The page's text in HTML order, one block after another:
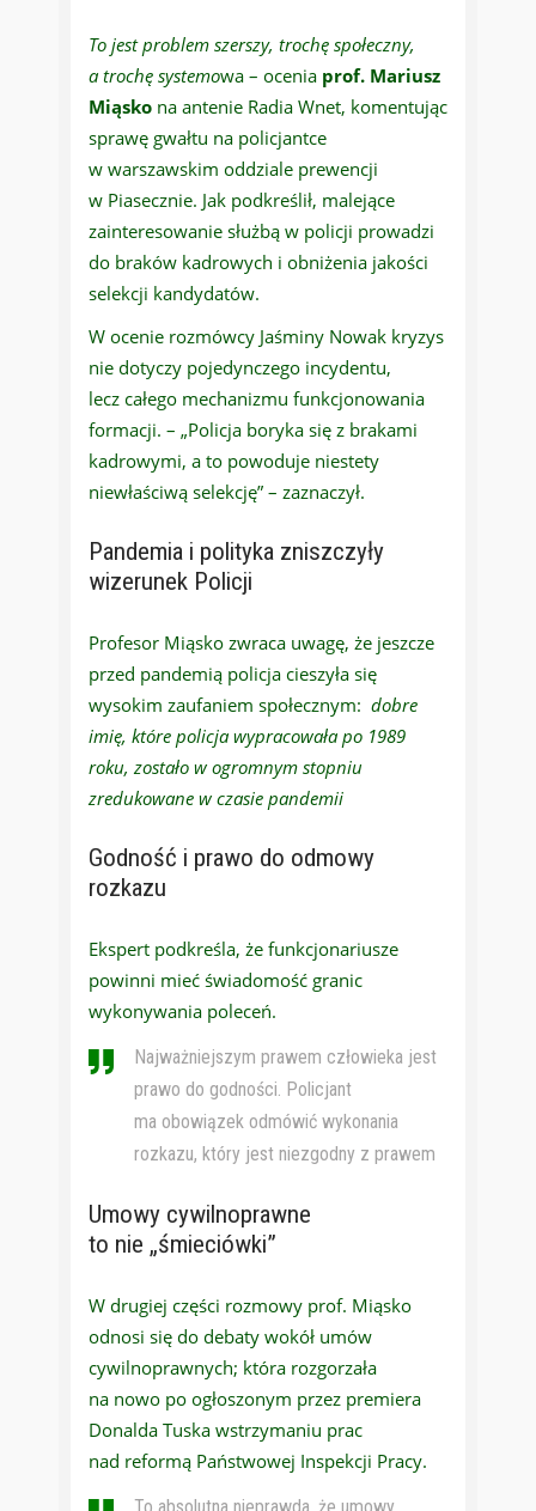
To jest problem szerszy, trochę społeczny,
a trochę systemowa – ocenia prof. Mariusz
Miąsko na antenie Radia Wnet, komentując
sprawę gwałtu na policjantce
w warszawskim oddziale prewencji
w Piasecznie. Jak podkreślił, malejące
zainteresowanie służbą w policji prowadzi
do braków kadrowych i obniżenia jakości
selekcji kandydatów.
W ocenie rozmówcy Jaśminy Nowak kryzys
nie dotyczy pojedynczego incydentu,
lecz całego mechanizmu funkcjonowania
formacji. – „Policja boryka się z brakami
kadrowymi, a to powoduje niestety
niewłaściwą selekcję” – zaznaczył.
Pandemia i polityka zniszczyły
wizerunek Policji
Profesor Miąsko zwraca uwagę, że jeszcze
przed pandemią policja cieszyła się
wysokim zaufaniem społecznym: dobre
imię, które policja wypracowała po 1989
roku, zostało w ogromnym stopniu
zredukowane w czasie pandemii
Godność i prawo do odmowy
rozkazu
Ekspert podkreśla, że funkcjonariusze
powinni mieć świadomość granic
wykonywania poleceń.
Najważniejszym prawem człowieka jest
prawo do godności. Policjant
ma obowiązek odmówić wykonania
rozkazu, który jest niezgodny z prawem
Umowy cywilnoprawne
to nie „śmieciówki”
W drugiej części rozmowy prof. Miąsko
odnosi się do debaty wokół umów
cywilnoprawnych; która rozgorzała
na nowo po ogłoszonym przez premiera
Donalda Tuska wstrzymaniu prac
nad reformą Państwowej Inspekcji Pracy.